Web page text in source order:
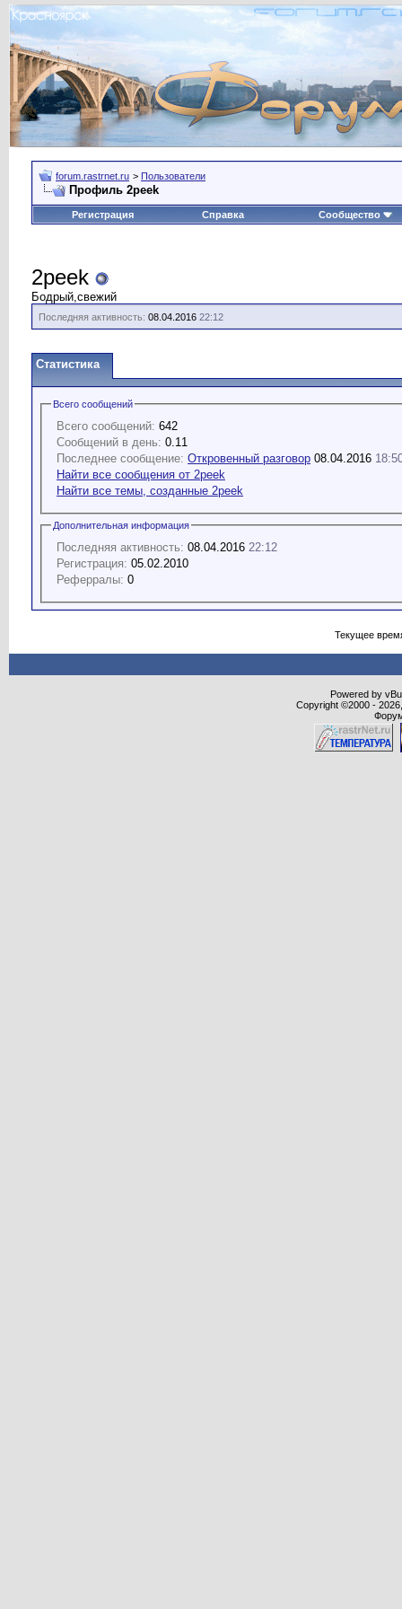
forum.rastrnet.ru > Пользователи
Профиль 2peek
Регистрация Справка Сообщество
2peek
Бодрый,свежий
Последняя активность: 08.04.2016 22:12
Статистика
Всего сообщений
Всего сообщений: 642
Сообщений в день: 0.11
Последнее сообщение: Откровенный разговор 08.04.2016
Найти все сообщения от 2peek
Найти все темы, созданные 2peek
Дополнительная информация
Последняя активность: 08.04.2016 22:12
Регистрация: 05.02.2010
Реферралы: 0
Текущее
Powered by
Copyright ©2000 -